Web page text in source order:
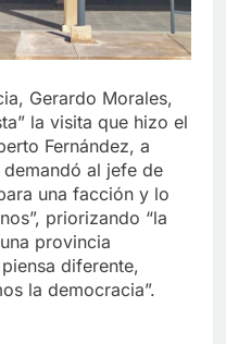
Gerardo Morales,
la visita que hizo el
Fernández, a
al jefe de
una facción y lo
priorizando “la
provincia
diferente,
la democracia”.